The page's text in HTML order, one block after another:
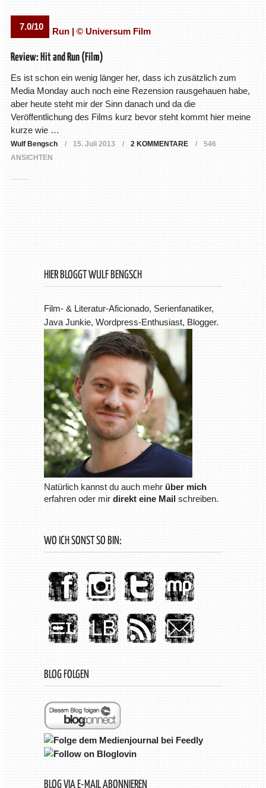
7.0/10
Review: Hit and Run (Film)
Es ist schon ein wenig länger her, dass ich zusätzlich zum
Media Monday auch noch eine Rezension rausgehauen habe,
aber heute steht mir der Sinn danach und da die
Veröffentlichung des Films kurz bevor steht kommt hier meine
kurze wie …
Wulf Bengsch 15. Juli 2013 2 KOMMENTARE
546
ANSICHTEN
HIER BLOGGT WULF BENGSCH
Film- & Literatur-Aficionado, Serienfanatiker,
Java Junkie, Wordpress-Enthusiast, Blogger.
Natürlich kannst du auch mehr über mich
erfahren oder mir direkt eine Mailschreiben.
WO ICH SONST SO BIN:
BLOG FOLGEN
BLOG VIA E-MAIL ABONNIEREN